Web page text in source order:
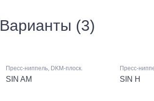
Варианты (3)
Пресс-ниппель, DKM-плоск.
SIN AM
Пресс-
SIN H